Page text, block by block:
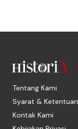
Tentang Kami
Syarat & Ketentuan
Kontak Kami